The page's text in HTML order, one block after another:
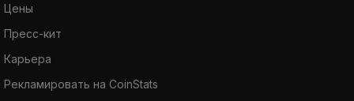
Цены
Пресс-кит
Карьера
Рекламировать на CoinStats